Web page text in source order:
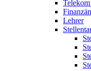
Lehrer